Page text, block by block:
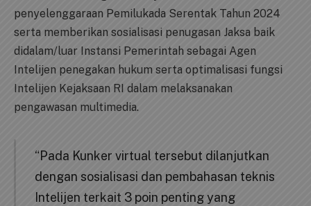
penyelenggaraan Pemilukada Serentak Tahun 2024
serta memberikan sosialisasi penugasan Jaksa baik
didalam/luar Instansi Pemerintah sebagai Agen
Intelijen penegakan hukum serta optimalisasi fungsi
Intelijen Kejaksaan RI dalam melaksanakan
pengawasan multimedia.
“Pada Kunker virtual tersebut dilanjutkan
dengan sosialisasi dan pembahasan teknis
Intelijen terkait 3 poin penting yang